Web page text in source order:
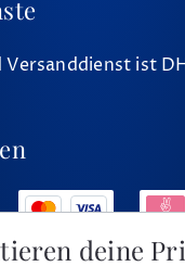
Versanddienst ist
deine